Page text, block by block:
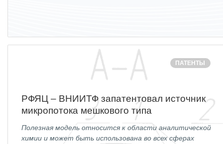
Испытательный центр ВЭИ
СОЦИАЛЬНАЯ ОТВЕТСТВЕННОСТЬ
Охрана окружающей среды
Программы по оздоровлению
Обеспечение жильем
ПАТЕНТЫ
РФЯЦ – ВНИИТФ запатентовал источник
микропотока мешкового типа
Полезная модель относится к области аналитической
химии и может быть использована во всех сферах